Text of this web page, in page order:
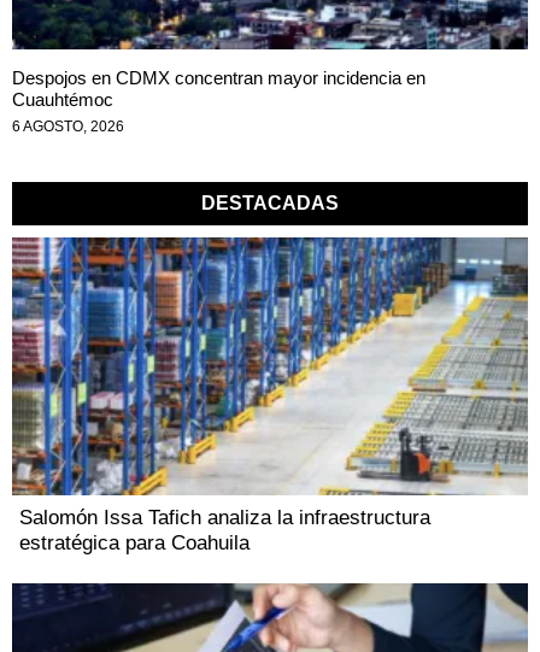
Despojos en CDMX concentran mayor incidencia en
Cuauhtémoc
6 AGOSTO, 2026
DESTACADAS
Salomón Issa Tafich analiza la infraestructura
estratégica para Coahuila